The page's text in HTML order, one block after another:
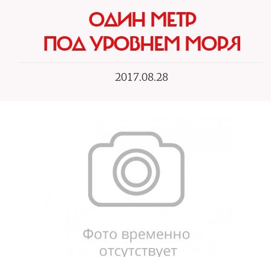
ОДИН МЕТР
ПОД УРОВНЕМ МОРЯ
2017.08.28